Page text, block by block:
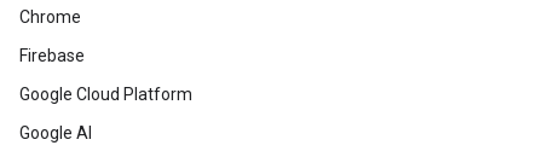
Chrome
Firebase
Google Cloud Platform
Google AI